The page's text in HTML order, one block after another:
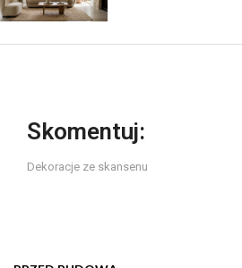
Skomentuj:
Dekoracje ze skansenu